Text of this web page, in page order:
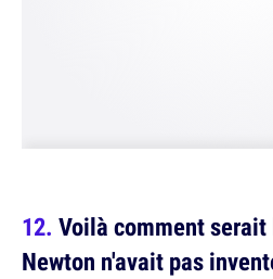
Voilà comment
Newton n'avait pas